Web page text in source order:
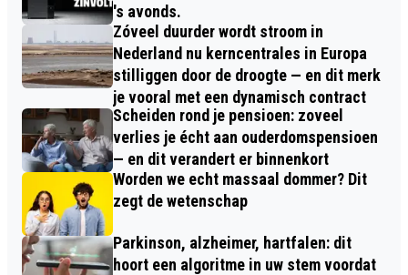
's avonds.
Zóveel duurder wordt stroom in
Nederland nu kerncentrales in Europa
stilliggen door de droogte — en dit merk
je vooral met een dynamisch contract
Scheiden rond je pensioen: zoveel
verlies je écht aan ouderdomspensioen
— en dit verandert er binnenkort
Worden we echt massaal dommer? Dit
zegt de wetenschap
Parkinson, alzheimer, hartfalen: dit
hoort een algoritme in uw stem voordat